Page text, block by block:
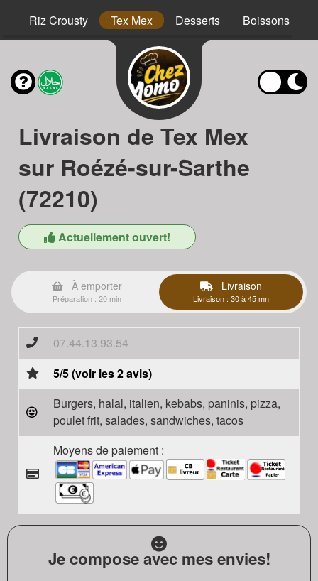
Riz Crousty Tex Mex Desserts Boissons
Livraison de Tex Mex
sur Roézé-sur-Sarthe
(72210)
Actuellement ouvert!
À emporter
Préparation : 20 min
Livraison
Livraison : 30 à 45 mn
07.44.13.93.54
5/5 (voir les 2 avis)
Burgers, halal, italien, kebabs, paninis, pizza,
poulet frit, salades, sandwiches, tacos
Moyens de paiement :
Je compose avec mes envies!